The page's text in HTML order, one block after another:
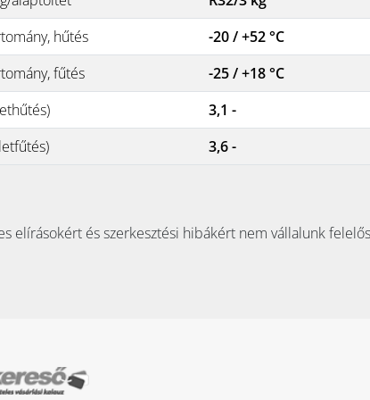
hűtés
-20 / +52 °C
fűtés
-25 / +18 °C
3,1 -
3,6 -
elírásokért és szerkesztési hibákért nem vállalunk